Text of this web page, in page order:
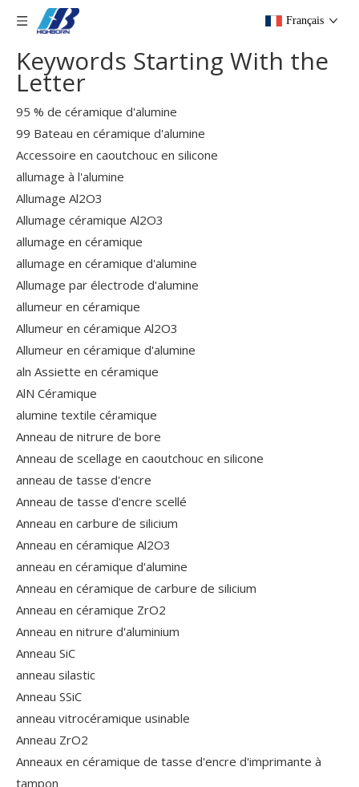
Français
Keywords Starting With the
Letter
95 % de céramique d'alumine
99 Bateau en céramique d'alumine
Accessoire en caoutchouc en silicone
allumage à l'alumine
Allumage Al2O3
Allumage céramique Al2O3
allumage en céramique
allumage en céramique d'alumine
Allumage par électrode d'alumine
allumeur en céramique
Allumeur en céramique Al2O3
Allumeur en céramique d'alumine
aln Assiette en céramique
AlN Céramique
alumine textile céramique
Anneau de nitrure de bore
Anneau de scellage en caoutchouc en silicone
anneau de tasse d'encre
Anneau de tasse d'encre scellé
Anneau en carbure de silicium
Anneau en céramique Al2O3
anneau en céramique d'alumine
Anneau en céramique de carbure de silicium
Anneau en céramique ZrO2
Anneau en nitrure d'aluminium
Anneau SiC
anneau silastic
Anneau SSiC
anneau vitrocéramique usinable
Anneau ZrO2
Anneaux en céramique de tasse d'encre d'imprimante à
tampon